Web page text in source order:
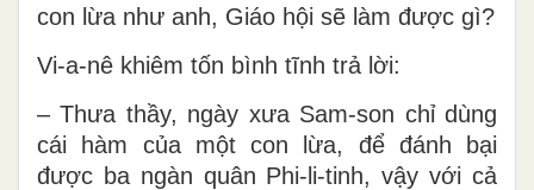
con lừa như anh, Giáo hội sẽ làm được gì?
Vi-a-nê khiêm tốn bình tĩnh trả lời:
– Thưa thầy, ngày xưa Sam-son chỉ dùng
cái hàm của một con lừa, để đánh bại
được ba ngàn quân Phi-li-tinh, vậy với cả